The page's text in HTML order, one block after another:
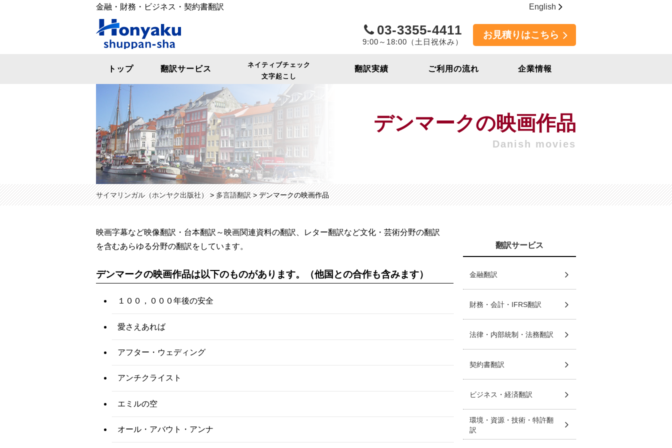
金融・財務・ビジネス・契約書翻訳 English
お見積りはこちら
03-3355-4411
9:00～18:00（土日祝休み）
トップ 翻訳サービス
ネイティブチェック
文字起こし
翻訳実績 ご利用の流れ 企業情報
デンマークの映画作品
Danish movies
サイマリンガル（ホンヤク出版社）>多言語翻訳>デンマークの映画作品
映画字幕など映像翻訳・台本翻訳～映画関連資料の翻訳、レター翻訳など文化・芸術分野の翻訳
を含むあらゆる分野の翻訳をしています。
デンマークの映画作品は以下のものがあります。（他国との合作も含みます）
１００，０００年後の安全
愛さえあれば
アフター・ウェディング
アンチクライスト
エミルの空
オール・アバウト・アンナ
翻訳サービス
金融翻訳
財務・会計・IFRS翻訳
法律・内部統制・法務翻訳
契約書翻訳
ビジネス・経済翻訳
環境・資源・技術・特許翻
訳